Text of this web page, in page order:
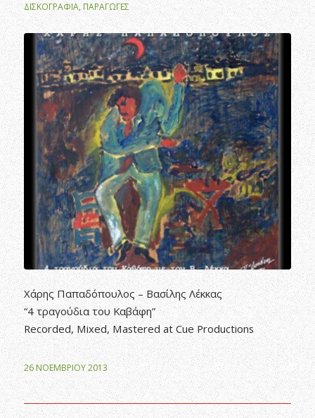
ΔΙΣΚΟΓΡΑΦΊΑ,ΠΑΡΑΓΩΓΈΣ
Χάρης Παπαδόπουλος – Βασίλης Λέκκας
“4 τραγούδια του Καβάφη”
Recorded, Mixed, Mastered at Cue Productions
26 ΝΟΕΜΒΡΊΟΥ 2013